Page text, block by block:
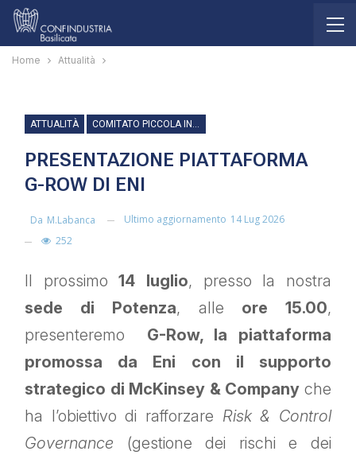
Home Attualità
ATTUALITÀ COMITATO PICCOLA INDUSTRIA
PRESENTAZIONE PIATTAFORMA
G-ROW DI ENI
Da M.labanca Ultimo aggiornamento 14 Lug 2026
252
Il prossimo14 luglio, presso la nostra
sede di Potenza, alle ore 15.00,
presenteremo
G-Row, la piattaforma
promossa da Eni con il supporto
strategico di McKinsey & Company che
ha l’obiettivo di rafforzare Risk & Control
Governance (gestione dei rischi e dei